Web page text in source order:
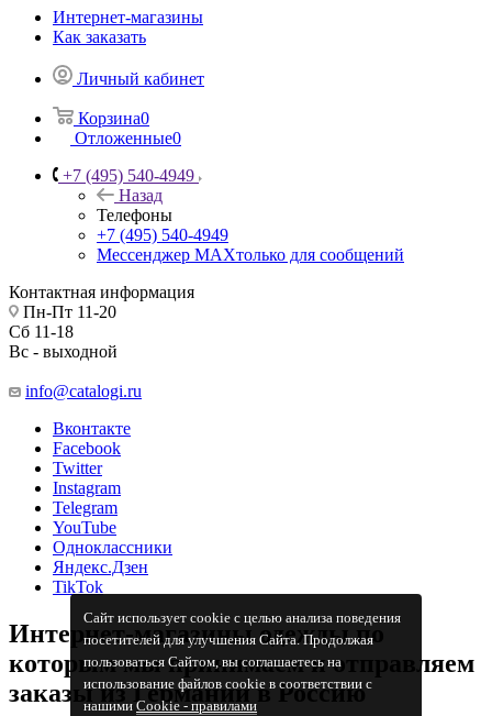
Сайт использует cookie с целью анализа поведения
посетителей для улучшения Сайта. Продолжая
пользоваться Сайтом, вы соглашаетесь на
использование файлов cookie в соответствии с
нашимиCookiе - правилами
Интернет-магазины
Как заказать
Личный кабинет
Корзина0
Отложенные0
+7 (495) 540-4949
Назад
Телефоны
+7 (495) 540-4949
Мессенджер МАХтолько для сообщений
Контактная информация
Пн-Пт 11-20
Сб 11-18
Вс - выходной
info@catalogi.ru
Вконтакте
Facebook
Twitter
Instagram
Telegram
YouTube
Одноклассники
Яндекс.Дзен
TikTok
Интернет-магазины одежды по
которым мы принимаем и отправляем
заказы из Германии в Россию